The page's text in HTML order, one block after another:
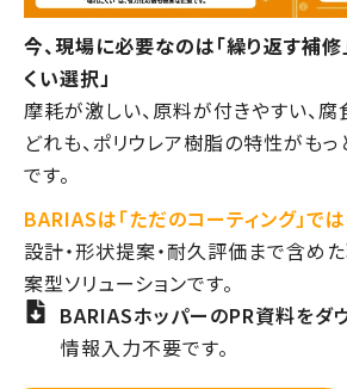
今、現場に必要なのは「繰り返す補修
くい選択」
摩耗が激しい、原料が付きやすい、
どれも、ポリウレア樹脂の特性がも
です。
BARIASは「ただのコーティング」では
設計・形状提案・耐久評価まで含め
案型ソリューションです。
BARIASホッパーのPR資料をダ
情報入力不要です。